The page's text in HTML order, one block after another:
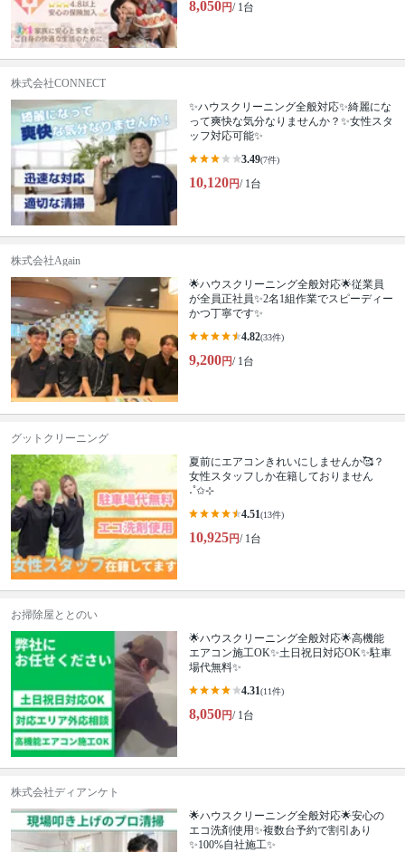
8,050円/ 1台
株式会社CONNECT
✨ハウスクリーニング全般対応✨綺麗にな
って爽快な気分なりませんか？✨女性スタ
ッフ対応可能✨
3.49(7件)
10,120円/ 1台
株式会社Again
🌟ハウスクリーニング全般対応🌟従業員
が全員正社員✨2名1組作業でスピーディー
かつ丁寧です✨
4.82(33件)
9,200円/ 1台
グットクリーニング
夏前にエアコンきれいにしませんか🥰？
女性スタッフしか在籍しておりません
˖˚✩⊹
4.51(13件)
10,925円/ 1台
お掃除屋ととのい
🌟ハウスクリーニング全般対応🌟高機能
エアコン施工OK✨土日祝日対応OK✨駐車
場代無料✨
4.31(11件)
8,050円/ 1台
株式会社ディアンケト
🌟ハウスクリーニング全般対応🌟安心の
エコ洗剤使用✨複数台予約で割引あり
✨100%自社施工✨